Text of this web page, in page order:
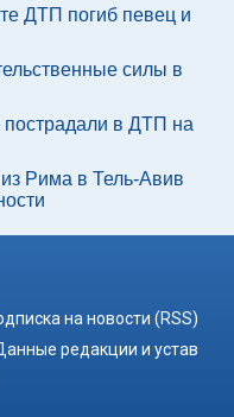
ДТП погиб певец и
силы в
пострадали в ДТП на
Рима в Тель-Авив
на новости (RSS)
редакции и устав